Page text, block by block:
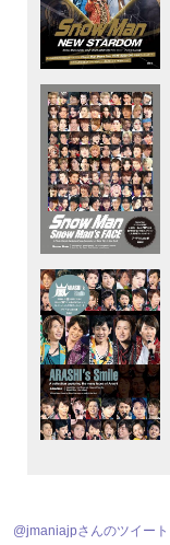
@jmaniajpさんのツイート